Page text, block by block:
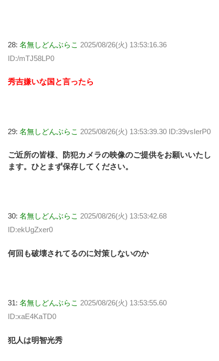
28: 名無しどんぶらこ 2025/08/26(火) 13:53:16.36
ID:/mTJ58LP0
秀吉嫌いな国と言ったら
29: 名無しどんぶらこ 2025/08/26(火) 13:53:39.30 ID:39vsIerP0
ご近所の皆様、防犯カメラの映像のご提供をお願いいたし
ます。ひとまず保存してください。
30: 名無しどんぶらこ 2025/08/26(火) 13:53:42.68
ID:ekUgZxer0
何回も破壊されてるのに対策しないのか
31: 名無しどんぶらこ 2025/08/26(火) 13:53:55.60
ID:xaE4KaTD0
犯人は明智光秀